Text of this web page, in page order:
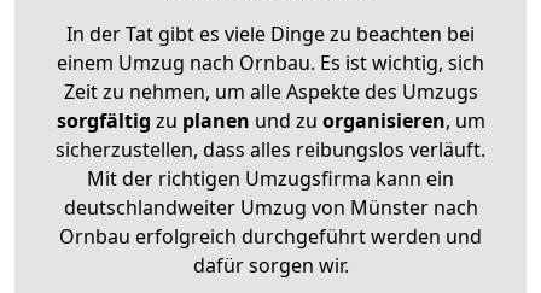
In der Tat gibt es viele Dinge zu beachten bei
einem Umzug nach Ornbau. Es ist wichtig, sich
Zeit zu nehmen, um alle Aspekte des Umzugs
sorgfältig zu planen und zu organisieren, um
sicherzustellen, dass alles reibungslos verläuft.
Mit der richtigen Umzugsfirma kann ein
deutschlandweiter Umzug von Münster nach
Ornbau erfolgreich durchgeführt werden und
dafür sorgen wir.